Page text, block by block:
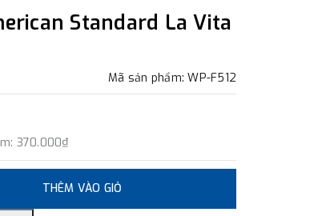
Standard La Vita
Mã sản phẩm: WP-F512
370.000₫
THÊM VÀO GIỎ